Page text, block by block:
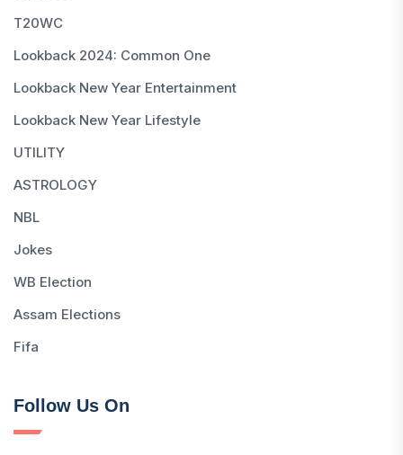
T20WC
Lookback 2024: Common One
Lookback New Year Entertainment
Lookback New Year Lifestyle
UTILITY
ASTROLOGY
NBL
Jokes
WB Election
Assam Elections
Fifa
Follow Us On